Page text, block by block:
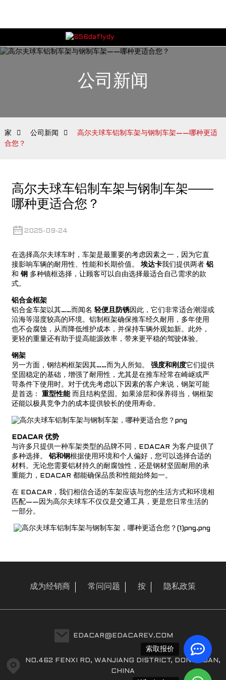
索取报价
公司新闻
家 公司新闻
高尔夫球车铝制车架与钢制车架——哪种更适
合您？
高尔夫球车铝制车架与钢制车架——
哪种更适合您？
2025-09-24
在选择高尔夫球车时，车架是最重要的考虑因素之一，因为它直
接影响车辆的耐用性、性能和长期价值。 埃达卡我们提供两者 铝
和 钢 多种镜框选择，让顾客可以自由选择最适合自己需求的款
式。
铝合金框架
铝合金车架以其……而闻名 轻便且防锈因此，它们非常适合潮湿或
沿海等湿度较高的环境。铝制框架确保推车经久耐用，多年使用
也不会腐蚀，从而降低维护成本，并保持车辆外观如新。此外，
更轻的重量还有助于提高能源效率，带来更平稳的驾驶体验。
钢架
另一方面，钢结构框架因其……而为人所知。 强度和刚度它们提供
坚固稳定的基础，增强了耐用性，尤其是在推车经常在崎岖或严
苛条件下使用时。对于优先考虑以下因素的客户来说，钢架可能
是首选： 重型性能而且结构坚固。如果涂层和保养得当，钢框架
还能以极具竞争力的成本提供较长的使用寿命。
EDACAR 优势
与许多只提供一种车架类型的品牌不同，EDACAR 为客户提供了
多种选择。 铝和钢根据使用环境和个人偏好，您可以选择合适的
材料。无论您需要铝材持久的耐腐蚀性，还是钢材坚固耐用的承
重能力，EDACAR 都能确保品质和性能始终如一。
在 EDACAR，我们相信合适的车架应该与您的生活方式和环境相
匹配——因为高尔夫球车不仅仅是交通工具，更是您日常生活的
一部分。
成为经销商 常问问题 按 隐私政策
EDACAR@EDACAREV.COM
NO.462 FENXI RD, WANJIANG DISTRICT, DONGGUAN,
CHINA